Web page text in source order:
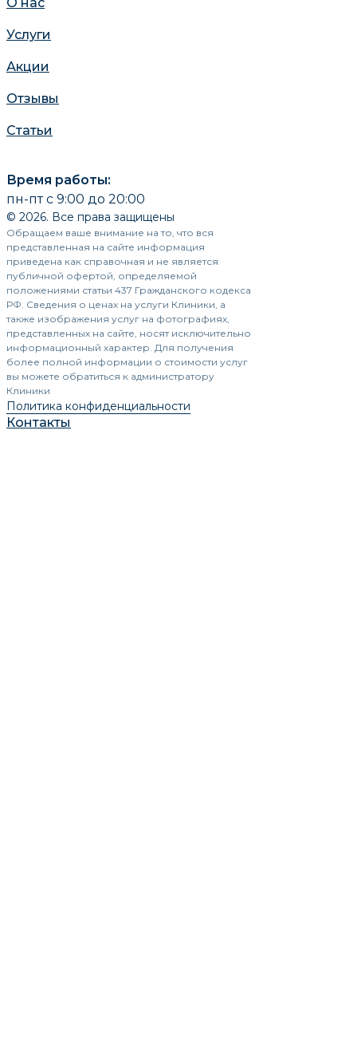
Услуги
Акции
Отзывы
Статьи
Время работы:
пн-пт с 9:00 до 20:00
© 2026. Все права защищены
Обращаем ваше внимание на то, что вся
представленная на сайте информация
приведена как справочная и не является
публичной офертой, определяемой
положениями статьи 437 Гражданского кодекса
РФ. Сведения о ценах на услуги Клиники, а
также изображения услуг на фотографиях,
представленных на сайте, носят исключительно
информационный характер. Для получения
более полной информации о стоимости услуг
вы можете обратиться к администратору
Клиники
Политика конфиденциальности
Контакты